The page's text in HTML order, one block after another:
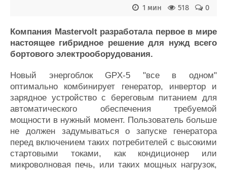
Судостроение
Пульс
Новости
Компании
Репутация
Работа
Крюинг
Журнал
Реклама
Торговая площадка
Доска объявлений
Продажа флота
Оборудование
Изделия
Материалы
Услуги
Конференции
Флот
0
518
1 мин
Компания Mastervolt разработала первое в мире
настоящее гибридное решение для нужд всего
бортового электрооборудования.
Новый энергоблок GPX-5 "все в одном"
оптимально комбинирует генератор, инвертор и
зарядное устройство с береговым питанием для
автоматического обеспечения требуемой
мощности в нужный момент. Пользователь больше
не должен задумываться о запуске генератора
перед включением таких потребителей с высокими
стартовыми токами, как кондиционер или
микроволновая печь, или таких мощных нагрузок,